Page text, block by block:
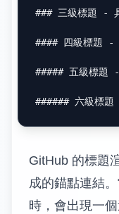
### 三級標題 -
#### 四級標題 -
##### 五級標題
###### 六級標
GitHub 的標題
成的錨點連結
時，會出現一